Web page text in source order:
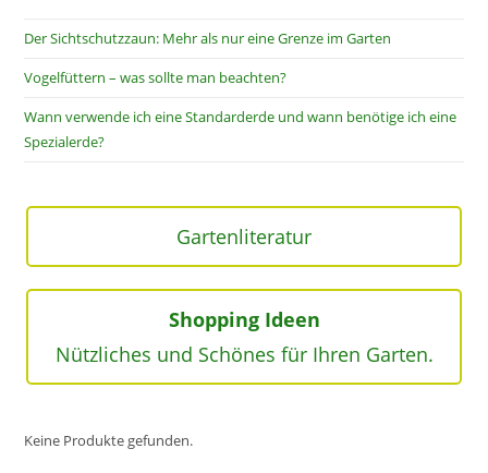
Der Sichtschutzzaun: Mehr als nur eine Grenze im Garten
Vogelfüttern – was sollte man beachten?
Wann verwende ich eine Standarderde und wann benötige ich eine
Spezialerde?
Gartenliteratur
Shopping Ideen
Nützliches und Schönes für Ihren Garten.
Keine Produkte gefunden.